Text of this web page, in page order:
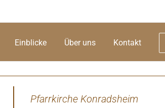
Einblicke Über uns Kontakt
Pfarrkirche Konradsheim